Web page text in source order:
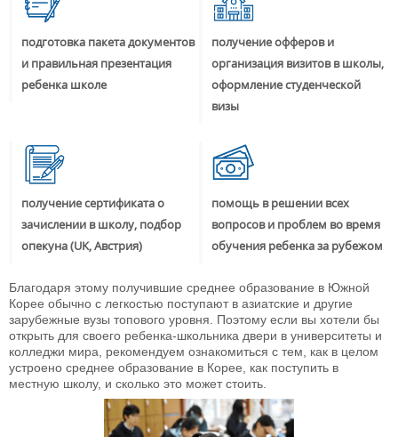
подготовка пакета документов
и правильная презентация
ребенка школе
получение офферов и
организация визитов в школы,
оформление студенческой
визы
получение сертификата о
зачислении в школу, подбор
опекуна (UK, Австрия)
помощь в решении всех
вопросов и проблем во время
обучения ребенка за рубежом
Благодаря этому получившие среднее образование в Южной
Корее обычно с легкостью поступают в азиатские и другие
зарубежные вузы топового уровня. Поэтому если вы хотели бы
открыть для своего ребенка-школьника двери в университеты и
колледжи мира, рекомендуем ознакомиться с тем, как в целом
устроено среднее образование в Корее, как поступить в
местную школу, и сколько это может стоить.